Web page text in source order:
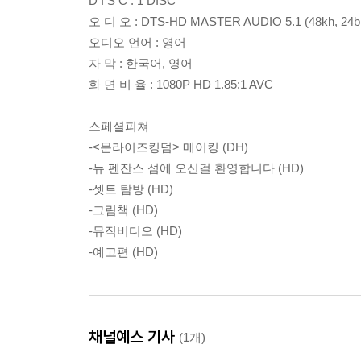
오 디 오 : DTS-HD MASTER AUDIO 5.1 (48kh,
오디오 언어 : 영어
자 막 : 한국어, 영어
화 면 비 율 : 1080P HD 1.85:1 AVC
스페셜피쳐
-<문라이즈킹덤> 메이킹 (DH)
-뉴 펜잔스 섬에 오신걸 환영합니다 (HD)
-셋트 탐방 (HD)
-그림책 (HD)
-뮤직비디오 (HD)
-예고편 (HD)
채널예스 기사 (1개)